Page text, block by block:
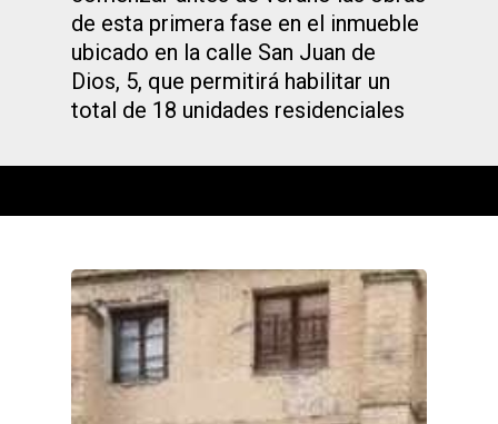
de esta primera fase en el inmueble
ubicado en la calle San Juan de
Dios, 5, que permitirá habilitar un
total de 18 unidades residenciales